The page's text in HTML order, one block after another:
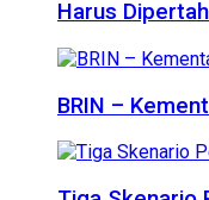
Harus
BRIN –